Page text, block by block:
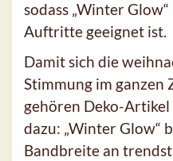
sodass „Winter
Auftritte geeignet ist.
Damit sich die
Stimmung im ganzen
gehören Deko-Artikel
dazu: „Winter Glow“
Bandbreite an